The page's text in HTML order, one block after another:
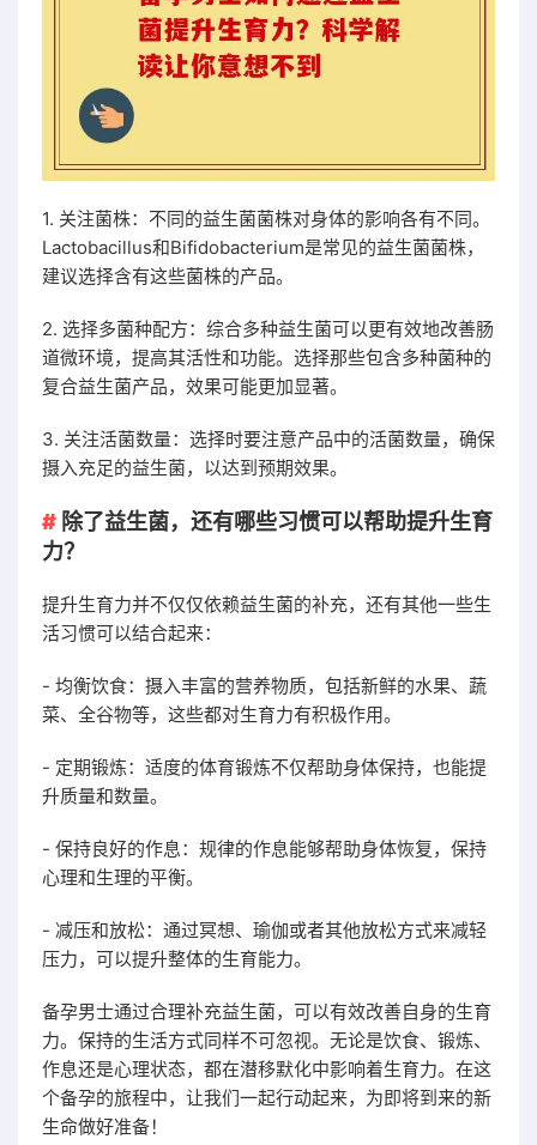
1. 关注菌株：不同的益生菌菌株对身体的影响各有不同。
Lactobacillus和Bifidobacterium是常见的益生菌菌株，
建议选择含有这些菌株的产品。
2. 选择多菌种配方：综合多种益生菌可以更有效地改善肠
道微环境，提高其活性和功能。选择那些包含多种菌种的
复合益生菌产品，效果可能更加显著。
3. 关注活菌数量：选择时要注意产品中的活菌数量，确保
摄入充足的益生菌，以达到预期效果。
除了益生菌，还有哪些习惯可以帮助提升生育
力？
提升生育力并不仅仅依赖益生菌的补充，还有其他一些生
活习惯可以结合起来：
- 均衡饮食：摄入丰富的营养物质，包括新鲜的水果、蔬
菜、全谷物等，这些都对生育力有积极作用。
- 定期锻炼：适度的体育锻炼不仅帮助身体保持，也能提
升质量和数量。
- 保持良好的作息：规律的作息能够帮助身体恢复，保持
心理和生理的平衡。
- 减压和放松：通过冥想、瑜伽或者其他放松方式来减轻
压力，可以提升整体的生育能力。
备孕男士通过合理补充益生菌，可以有效改善自身的生育
力。保持的生活方式同样不可忽视。无论是饮食、锻炼、
作息还是心理状态，都在潜移默化中影响着生育力。在这
个备孕的旅程中，让我们一起行动起来，为即将到来的新
生命做好准备！